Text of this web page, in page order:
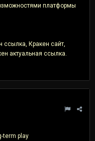
платформы
Кракен сайт,
актуальная ссылка.
term play